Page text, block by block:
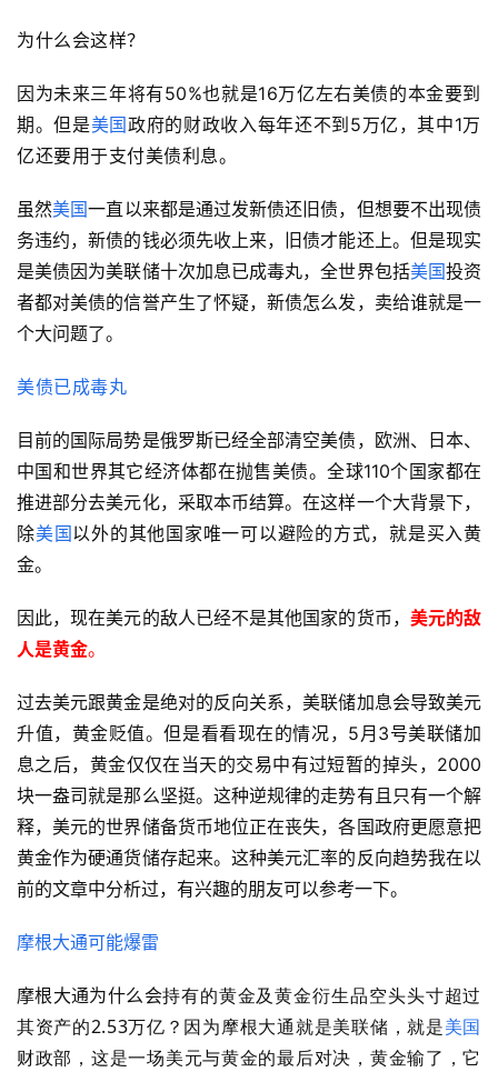
为什么会这样？
因为未来三年将有50%也就是16万亿左右美债的本金要到
期。但是美国政府的财政收入每年还不到5万亿，其中1万
亿还要用于支付美债利息。
虽然美国一直以来都是通过发新债还旧债，但想要不出现债
务违约，新债的钱必须先收上来，旧债才能还上。但是现实
是美债因为美联储十次加息已成毒丸，全世界包括美国投资
者都对美债的信誉产生了怀疑，新债怎么发，卖给谁就是一
个大问题了。
美债已成毒丸
目前的国际局势是俄罗斯已经全部清空美债，欧洲、日本、
中国和世界其它经济体都在抛售美债。全球110个国家都在
推进部分去美元化，采取本币结算。在这样一个大背景下，
除美国以外的其他国家唯一可以避险的方式，就是买入黄
金。
因此，现在美元的敌人已经不是其他国家的货币， 美元的敌
人是黄金。
过去美元跟黄金是绝对的反向关系，美联储加息会导致美元
升值，黄金贬值。但是看看现在的情况，5月3号美联储加
息之后，黄金仅仅在当天的交易中有过短暂的掉头，2000
块一盎司就是那么坚挺。这种逆规律的走势有且只有一个解
释，美元的世界储备货币地位正在丧失，各国政府更愿意把
黄金作为硬通货储存起来。这种美元汇率的反向趋势我在以
前的文章中分析过，有兴趣的朋友可以参考一下。
摩根大通可能爆雷
摩根大通为什么会持有的黄金及黄金衍生品空头头寸超过
其资产的2.53万亿？因为摩根大通就是美联储，就是美国
财政部，这是一场美元与黄金的最后对决，黄金输了，它